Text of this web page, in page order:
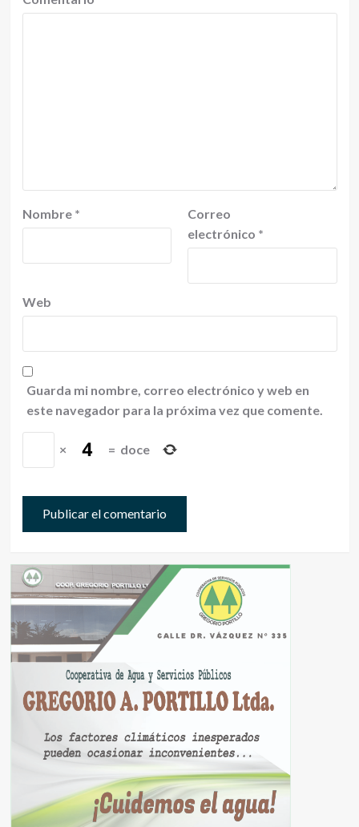
Nombre *
Correo
electrónico *
Web
Guarda mi nombre, correo electrónico y web en
este navegador para la próxima vez que comente.
× = doce